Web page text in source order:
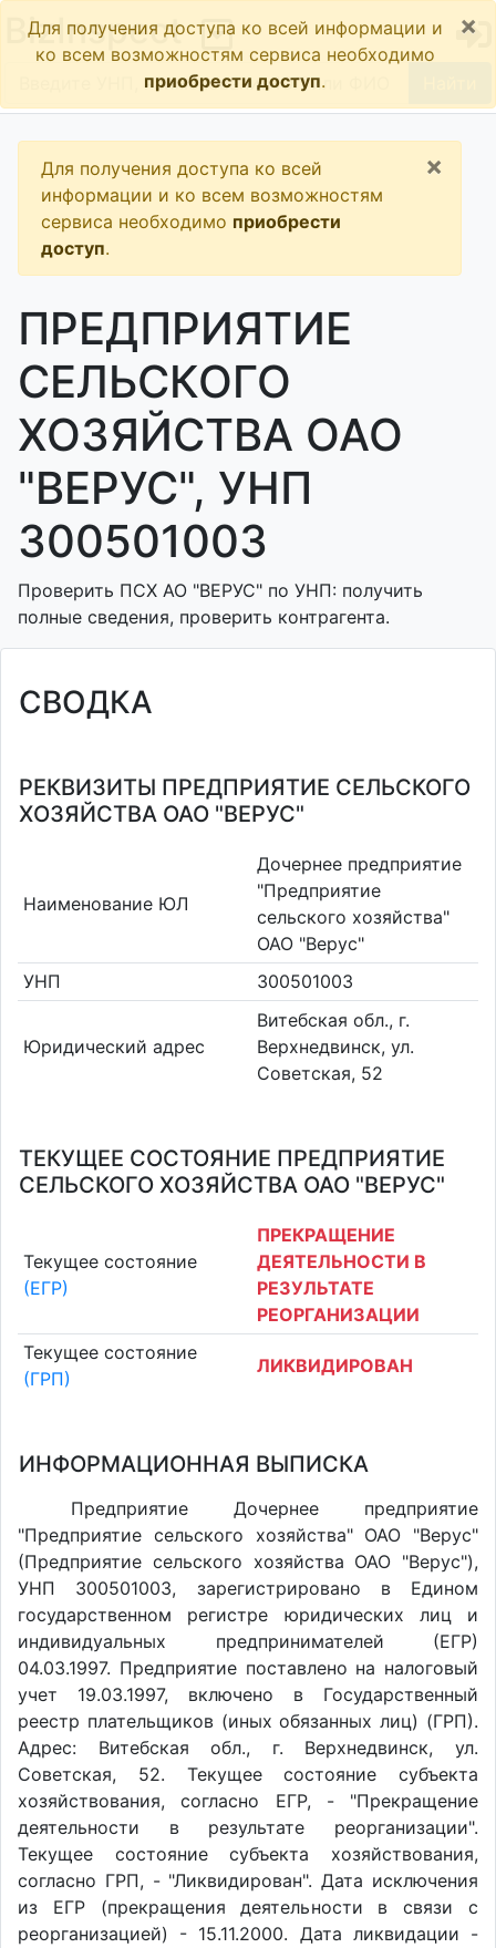
BizInspect
Для получения доступа ко всей информации и
ко всем возможностям сервиса необходимо
приобрести доступ.
×
Для получения доступа ко всей
информации и ко всем возможностям
сервиса необходимо приобрести
доступ.
×
ПРЕДПРИЯТИЕ
СЕЛЬСКОГО
ХОЗЯЙСТВА ОАО
"ВЕРУС", УНП
300501003
Проверить ПСХ АО "ВЕРУС" по УНП: получить
полные сведения, проверить контрагента.
СВОДКА
РЕКВИЗИТЫ ПРЕДПРИЯТИЕ СЕЛЬСКОГО
ХОЗЯЙСТВА ОАО "ВЕРУС"
Наименование ЮЛ
Дочернее предприятие
"Предприятие
сельского хозяйства"
ОАО "Верус"
УНП
300501003
Юридический адрес
Витебская обл., г.
Верхнедвинск, ул.
Советская, 52
ТЕКУЩЕЕ СОСТОЯНИЕ ПРЕДПРИЯТИЕ
СЕЛЬСКОГО ХОЗЯЙСТВА ОАО "ВЕРУС"
Текущее состояние
(ЕГР)
ПРЕКРАЩЕНИЕ
ДЕЯТЕЛЬНОСТИ В
РЕЗУЛЬТАТЕ
РЕОРГАНИЗАЦИИ
Текущее состояние
(ГРП)
ЛИКВИДИРОВАН
ИНФОРМАЦИОННАЯ ВЫПИСКА
Предприятие Дочернее предприятие
"Предприятие сельского хозяйства" ОАО "Верус"
(Предприятие сельского хозяйства ОАО "Верус"),
УНП 300501003, зарегистрировано в Едином
государственном регистре юридических лиц и
индивидуальных предпринимателей (ЕГР)
04.03.1997. Предприятие поставлено на налоговый
учет 19.03.1997, включено в Государственный
реестр плательщиков (иных обязанных лиц) (ГРП).
Адрес: Витебская обл., г. Верхнедвинск, ул.
Советская, 52. Текущее состояние субъекта
хозяйствования, согласно ЕГР, - "Прекращение
деятельности в результате реорганизации".
Текущее состояние субъекта хозяйствования,
согласно ГРП, - "Ликвидирован". Дата исключения
из ЕГР (прекращения деятельности в связи с
реорганизацией) - 15.11.2000. Дата ликвидации -